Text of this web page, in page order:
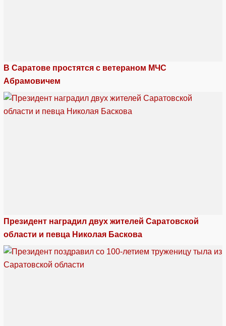
В Саратове простятся с ветераном МЧС
Абрамовичем
Президент наградил двух жителей Саратовской
области и певца Николая Баскова